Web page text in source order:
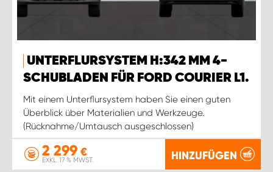
UNTERFLURSYSTEM H:342 MM 4-
SCHUBLADEN FÜR FORD COURIER L1.
Mit einem Unterflursystem haben Sie einen guten
Überblick über Materialien und Werkzeuge.
(Rücknahme/Umtausch ausgeschlossen)
2 299 €
EXKL. 17 % MWST. HINZUFÜGEN